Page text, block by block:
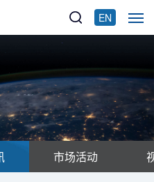
EN
市场活动